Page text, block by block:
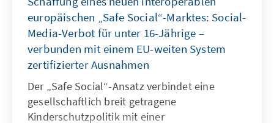
europäischen „Safe Social“-Marktes: Social-
Media-Verbot für unter 16-Jährige –
verbunden mit einem EU-weiten System
zertifizierter Ausnahmen
Der „Safe Social“-Ansatz verbindet eine
gesellschaftlich breit getragene
Kinderschutzpolitik mit einer